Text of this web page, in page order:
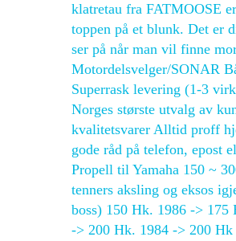
klatretau fra FATMOOSE
toppen på et blunk. Det er
ser på når man vil finne
Motordelsvelger/SONAR
Superrask levering (1-3
Norges største utvalg av
kvalitetsvarer Alltid proff
gode råd på telefon, epost
Propell til Yamaha 150 ~
tenners aksling og eksos
boss) 150 Hk. 1986 -> 175
-> 200 Hk. 1984 -> 200